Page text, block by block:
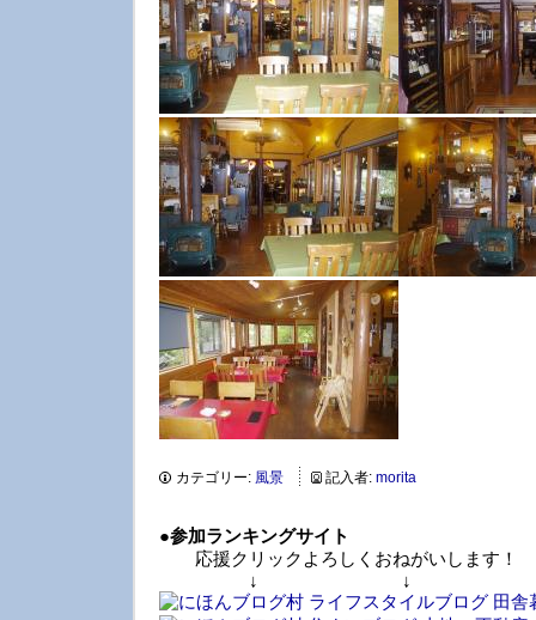
カテゴリー: 風景 記入者: morita
●参加ランキングサイト
応援クリックよろしくおねがいします！
↓ ↓